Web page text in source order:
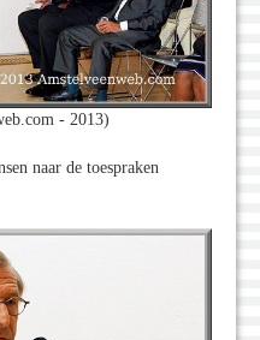
- 2013)
naar de toespraken